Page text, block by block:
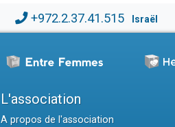
+972.2.37.41.515 Israël
L'association
A propos de l'association